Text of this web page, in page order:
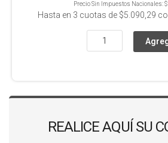
Precio Sin Impuestos Nacionales:
Hasta en 3 cuotas de $5.090,29
REALICE AQUÍ SU